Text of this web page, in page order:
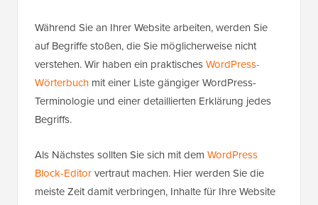
Während Sie an Ihrer Website arbeiten, werden Sie
auf Begriffe stoßen, die Sie möglicherweise nicht
verstehen. Wir haben ein praktischesWordPress-
Wörterbuch mit einer Liste gängiger WordPress-
Terminologie und einer detaillierten Erklärung jedes
Begriffs.
Als Nächstes sollten Sie sich mit dem WordPress
Block-Editorvertraut machen. Hier werden Sie die
meiste Zeit damit verbringen, Inhalte für Ihre Website